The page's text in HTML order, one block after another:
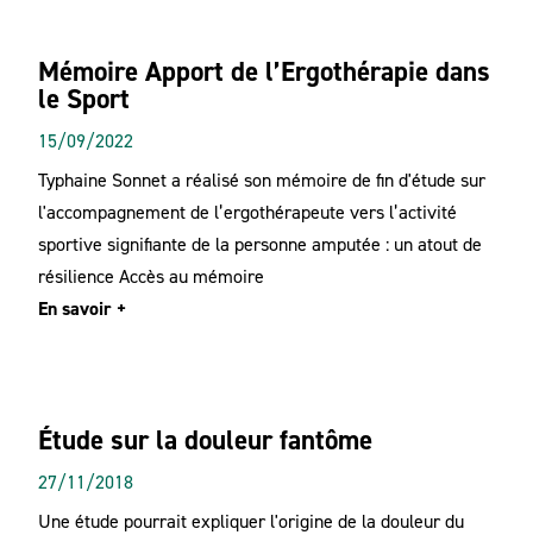
Mémoire Apport de l’Ergothérapie dans
le Sport
15/09/2022
Typhaine Sonnet a réalisé son mémoire de fin d'étude sur
l'accompagnement de l’ergothérapeute vers l’activité
sportive signifiante de la personne amputée : un atout de
résilience Accès au mémoire
En savoir +
Étude sur la douleur fantôme
27/11/2018
Une étude pourrait expliquer l'origine de la douleur du